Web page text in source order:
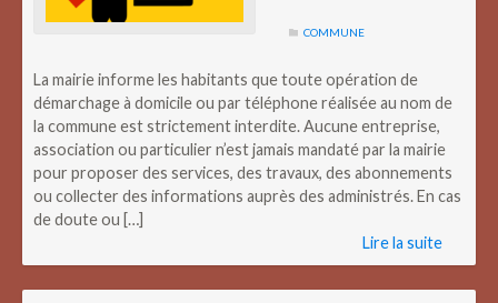
COMMUNE
La mairie informe les habitants que toute opération de
démarchage à domicile ou par téléphone réalisée au nom de
la commune est strictement interdite. Aucune entreprise,
association ou particulier n’est jamais mandaté par la mairie
pour proposer des services, des travaux, des abonnements
ou collecter des informations auprès des administrés. En cas
de doute ou […]
Lire la suite